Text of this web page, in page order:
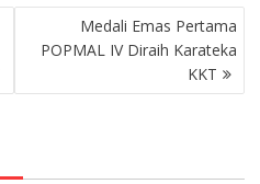
Medali Emas Pertama
POPMAL IV Diraih Karateka
KKT